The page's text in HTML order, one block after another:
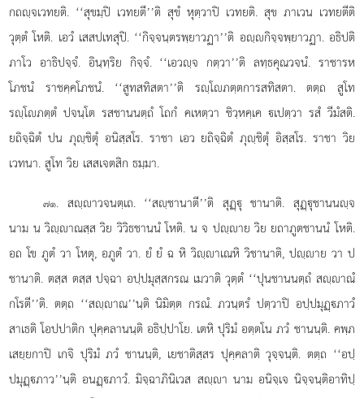
กถฺจเวทยติ. ‘‘สุขมฺปิ เวทยตี’’ติ สุขํ หุตฺวาปิ เวทยติ. สุข ภาเวน เวทยตีติ
วุตฺตํ โหติ. เอวํ เสสปเทสุปิ. ‘‘กิจฺจนฺตรพฺยาวฏา’’ติ อฺกิจฺจพฺยาวฏา. อธิปติ
ภาโว อาธิปจฺจํ. อินฺทฺริย กิจฺจํ. ‘‘เอวฺจ กตฺวา’’ติ ลทฺธคุณวจนํ. ราชารห
โภชนํ ราชคฺคโภชนํ. ‘‘สูทสทิสตา’’ติ รฺโภตฺตการสทิสตา. ตตฺถ สูโท
รฺโภตฺตํ ปจนฺโต รสชานนตฺถํ โถกํ คเหตฺวา ชิวฺหคฺเค เปตฺวา รสํ วีมํสติ.
ยถิจฺฉิตํ ปน ภุฺชิตุํ อนิสฺสโร. ราชา เอว ยถิจฺฉิตํ ภุฺชิตุํ อิสฺสโร. ราชา วิย
เวทนา. สูโท วิย เสสเจตสิก ธมฺมา.
๗๑. สฺาวจนตฺเถ. ‘‘สฺชานาตี’’ติ สุฏฺุ ชานาติ. สุฏฺุชานนฺจ
นาม น วิฺาณสฺส วิย วิวิธชานนํ โหติ. น จ ปฺาย วิย ยถาภูตชานนํ โหติ.
อถ โข ภูตํ วา โหตุ, อภูตํ วา. ยํ ยํ ฉ หิ วิฺาเณหิ วิชานาติ, ปฺาย วา ป
ชานาติ. ตสฺส ตสฺส ปจฺฉา อปฺปมุสฺสกรณ เมวาติ วุตฺตํ ‘‘ปุนชานนตฺถํ สฺาณํ
กโรตี’’ติ. ตตฺถ ‘‘สฺาณ’’นฺติ นิมิตฺต กรณํ. ภวนฺตรํ ปตฺวาปิ อปฺปมุฏฺภาวํ
สาเธติ โอปปาติก ปุคฺคลานนฺติ อธิปฺปาโย. เตหิ ปุริมํ อตฺตโน ภวํ ชานนฺติ. คพฺภ
เสยฺยกาปิ เกจิ ปุริมํ ภวํ ชานนฺติ, เยชาติสฺสร ปุคฺคลาติ วุจฺจนฺติ. ตตฺถ ‘‘อปฺ
ปมุฏฺภาว’’นฺติ อนฏฺภาวํ. มิจฺฉาภินิเวส สฺา นาม อนิจฺเจ นิจฺจนฺติอาทิปฺ